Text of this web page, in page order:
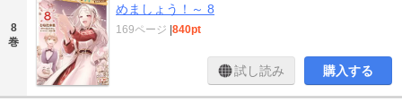
8
巻
めましょう！～ 8
169ページ |840pt
試し読み 購入する